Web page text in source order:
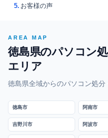
5. お客様の声
AREA MAP
徳島県のパソコン
エリア
徳島県全域からのパソコン処分
徳島市 阿南市
吉野川市 阿波市